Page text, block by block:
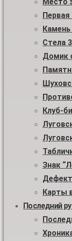
Первая
Камень
Стела
Домик
Клуб-
Знак
Карты
Последний